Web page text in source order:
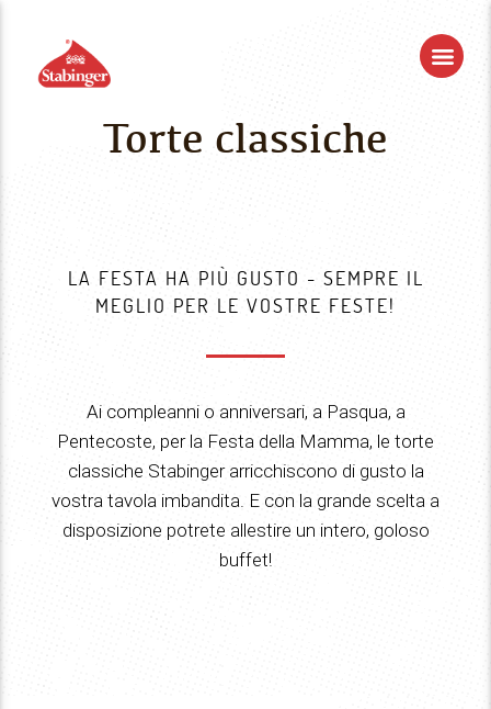
Torte classiche
LA FESTA HA PIÙ GUSTO - SEMPRE IL
MEGLIO PER LE VOSTRE FESTE!
Ai compleanni o anniversari, a Pasqua, a
Pentecoste, per la Festa della Mamma, le torte
classiche Stabinger arricchiscono di gusto la
vostra tavola imbandita. E con la grande scelta a
disposizione potrete allestire un intero, goloso
buffet!